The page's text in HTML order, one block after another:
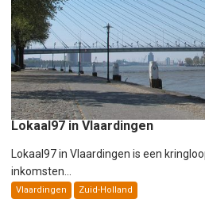
Lokaal97 in Vlaardingen
Lokaal97 in Vlaardingen is een
inkomsten...
Vlaardingen Zuid-Holland